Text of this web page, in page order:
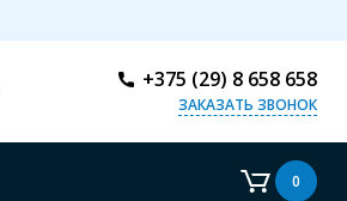
+375 (29) 8 658 658
ЗАКАЗАТЬ ЗВОНОК
0